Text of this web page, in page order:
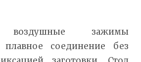
воздушные зажимы
плавное соединение без